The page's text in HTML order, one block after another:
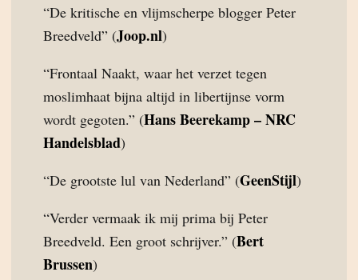
“De kritische en vlijmscherpe blogger Peter
Breedveld” (Joop.nl)
“Frontaal Naakt, waar het verzet tegen
moslimhaat bijna altijd in libertijnse vorm
wordt gegoten.” (Hans Beerekamp – NRC
Handelsblad)
“De grootste lul van Nederland” (GeenStijl)
“Verder vermaak ik mij prima bij Peter
Breedveld. Een groot schrijver.” (Bert
Brussen)